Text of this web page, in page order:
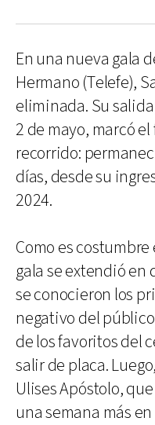
En una nueva gala
Hermano (Telefe),
eliminada. Su
2 de mayo, marcó
recorrido:
días, desde su
2024.
Como es
gala se extendió en
se conocieron los
negativo del
de los favoritos del
salir de placa.
Ulises Apóstolo,
una semana más